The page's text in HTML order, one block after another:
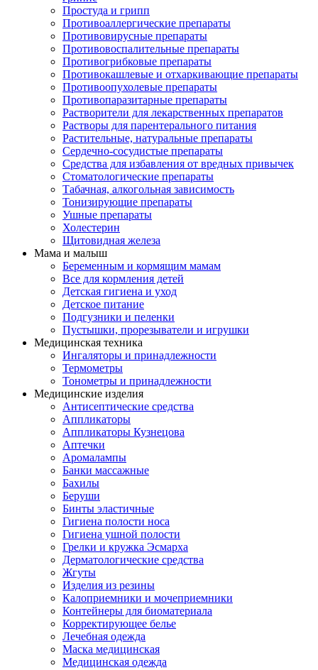
Простуда и грипп
Противоаллергические препараты
Противовирусные препараты
Противовоспалительные препараты
Противогрибковые препараты
Противокашлевые и отхаркивающие препараты
Противоопухолевые препараты
Противопаразитарные препараты
Растворители для лекарственных препаратов
Растворы для парентерального питания
Растительные, натуральные препараты
Сердечно-сосудистые препараты
Средства для избавления от вредных привычек
Стоматологические препараты
Табачная, алкогольная зависимость
Тонизирующие препараты
Ушные препараты
Холестерин
Щитовидная железа
Мама и малыш
Беременным и кормящим мамам
Все для кормления детей
Детская гигиена и уход
Детское питание
Подгузники и пеленки
Пустышки, прорезыватели и игрушки
Медицинская техника
Ингаляторы и принадлежности
Термометры
Тонометры и принадлежности
Медицинские изделия
Антисептические средства
Аппликаторы
Аппликаторы Кузнецова
Аптечки
Аромалампы
Банки массажные
Бахилы
Беруши
Бинты эластичные
Гигиена полости носа
Гигиена ушной полости
Грелки и кружка Эсмарха
Дерматологические средства
Жгуты
Изделия из резины
Калоприемники и мочеприемники
Контейнеры для биоматериала
Корректирующее белье
Лечебная одежда
Маска медицинская
Медицинская одежда